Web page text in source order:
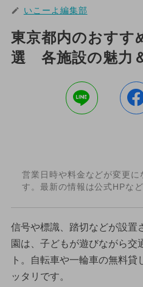
いこーよ編集部
東京都内のおすす
選 各施設の魅力
営業日時や料金などが変更に
す。最新の情報は公式HPな
信号や標識、踏切などが設置
園は、子どもが遊びながら交
ト。自転車や一輪車の無料
ッタリです。